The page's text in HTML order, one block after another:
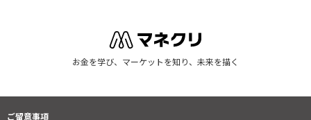
お金を学び、マーケットを知り、未来を描く
ご留意事項